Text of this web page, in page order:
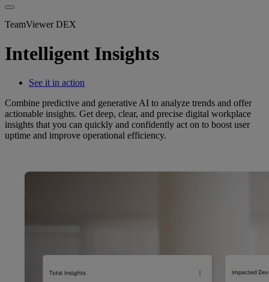
TeamViewer DEX
Intelligent Insights
See it in action
Combine predictive and generative AI to analyze trends and offer
actionable insights. Get deep, clear, and precise digital workplace
insights that you can quickly and confidently act on to boost user
uptime and improve operational efficiency.